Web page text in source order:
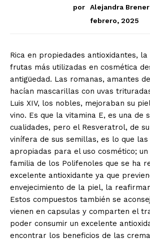
por
Alejandra Brener
febrero, 2025
Rica en propiedades antioxidantes,
frutas más utilizadas en cosmética
antigüedad. Las romanas, amantes
hacían mascarillas con uvas
Luis XIV, los nobles, mejoraban su
vino. Es que la vitamina E, es una de
cualidades, pero el Resveratrol, de
vinífera de sus semillas, es lo que las
apropiadas para el uso cosmético;
familia de los Polifenoles que se ha
excelente antioxidante ya que
envejecimiento de la piel, la
Estos compuestos también se
vienen en capsulas y comparten el
poder consumir un excelente
encontrar los beneficios de las